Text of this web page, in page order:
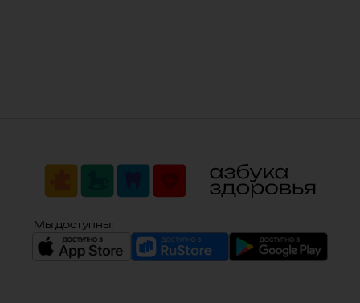
Мы доступны: